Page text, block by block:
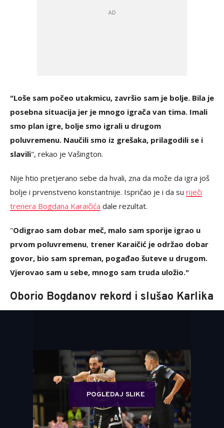
"Loše sam počeo utakmicu, završio sam je bolje. Bila je
posebna situacija jer je mnogo igrača van tima. Imali
smo plan igre, bolje smo igrali u drugom
poluvremenu. Naučili smo iz grešaka, prilagodili se i
slavili", rekao je Vašington.
Nije htio pretjerano sebe da hvali, zna da može da igra još
bolje i prvenstveno konstantnije. Ispričao je i da su riječi
trenera Bogdana Karaičića dale rezultat.
"Odigrao sam dobar meč, malo sam sporije igrao u
prvom poluvremenu, trener Karaičić je održao dobar
govor, bio sam spreman, pogađao šuteve u drugom.
Vjerovao sam u sebe, mnogo sam truda uložio."
Oborio Bogdanov rekord i slušao Karlika
POGLEDAJ SLIKE